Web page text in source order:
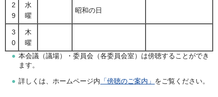
2
9
水
曜
昭和の日
3
0
木
曜
本会議（議場）・委員会（各委員会室）は傍聴することができ
ます。
詳しくは、ホームページ内 「傍聴のご案内」 をご覧ください。